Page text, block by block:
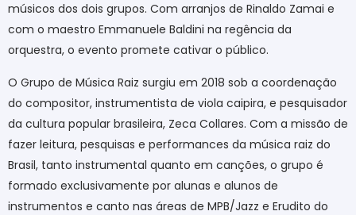
músicos dos dois grupos. Com arranjos de Rinaldo Zamai e
com o maestro Emmanuele Baldini na regência da
orquestra, o evento promete cativar o público.
O Grupo de Música Raiz surgiu em 2018 sob a coordenação
do compositor, instrumentista de viola caipira, e pesquisador
da cultura popular brasileira, Zeca Collares. Com a missão de
fazer leitura, pesquisas e performances da música raiz do
Brasil, tanto instrumental quanto em canções, o grupo é
formado exclusivamente por alunas e alunos de
instrumentos e canto nas áreas de MPB/Jazz e Erudito do